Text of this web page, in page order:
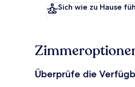
Sich wie zu Hause
Überprüfe die